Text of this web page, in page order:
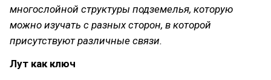
многослойной структуры подземелья, которую
можно изучать с разных сторон, в которой
присутствуют различные связи.
Лут как ключ